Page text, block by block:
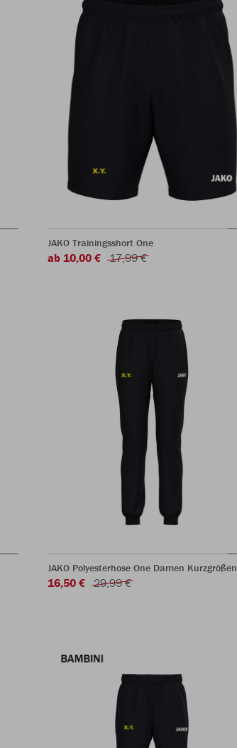
JAKO Trainingsshort One
ab 10,00 € 17,99 €
JAKO Polyesterhose One Damen Kurzgrößen
16,50 € 29,99 €